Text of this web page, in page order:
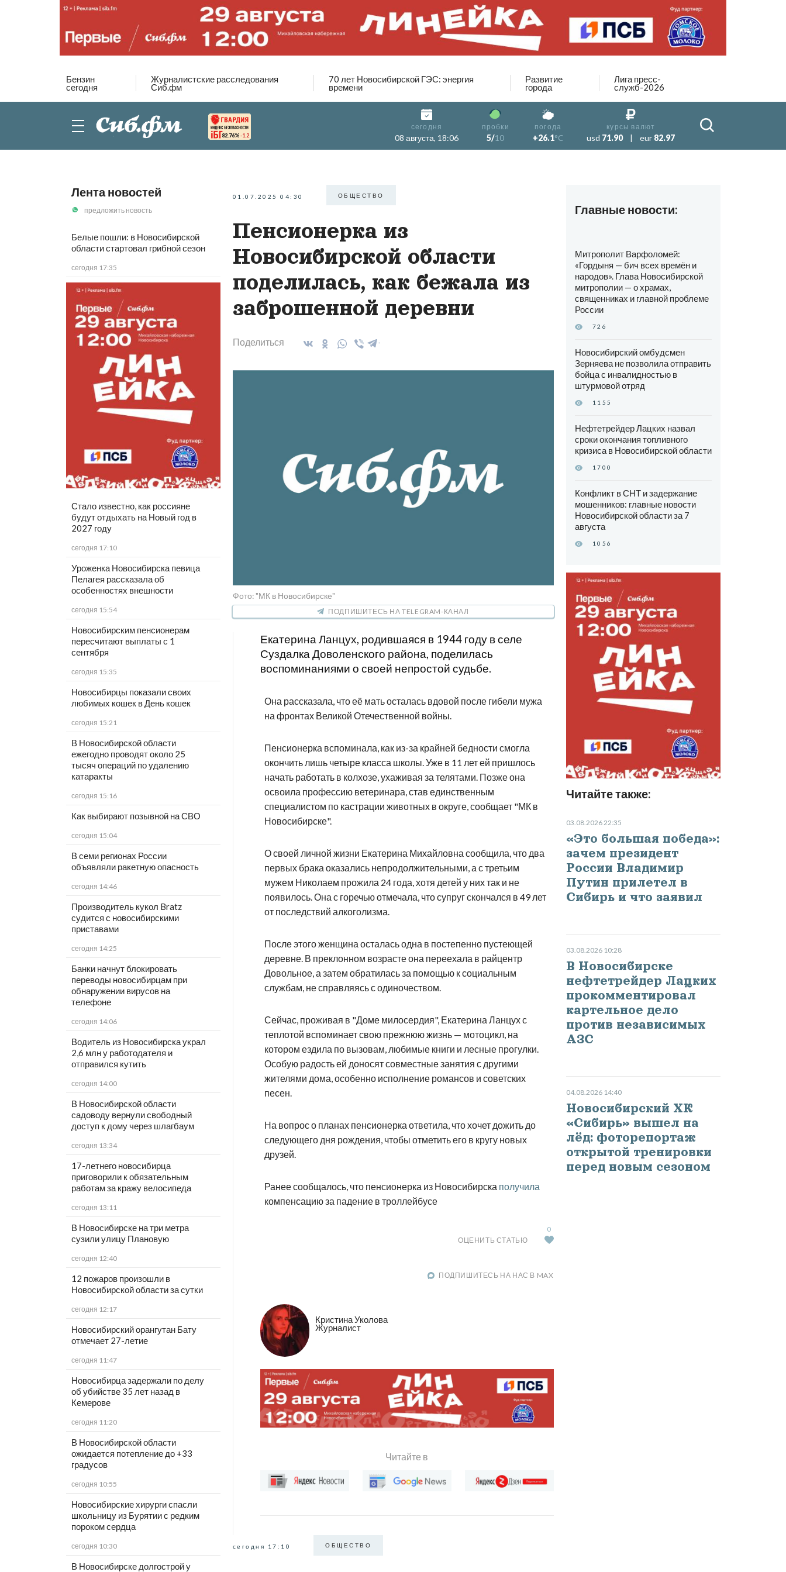
Бензин
сегодня
Журналистские расследования
Сиб.фм
70 лет Новосибирской ГЭС: энергия
времени
Развитие
города
Лига пресс-
служб-2026
82.76% -1.2
сегодня
08 августа, 18:06
пробки
5/10
погода
+26.1°C
курсы валют
usd 71.90 | eur 82.97
Лента новостей
предложить новость
Белые пошли: в Новосибирской
области стартовал грибной сезон
сегодня 17:35
Стало известно, как россияне
будут отдыхать на Новый год в
2027 году
сегодня 17:10
Уроженка Новосибирска певица
Пелагея рассказала об
особенностях внешности
сегодня 15:54
Новосибирским пенсионерам
пересчитают выплаты с 1
сентября
сегодня 15:35
Новосибирцы показали своих
любимых кошек в День кошек
сегодня 15:21
В Новосибирской области
ежегодно проводят около 25
тысяч операций по удалению
катаракты
сегодня 15:16
Как выбирают позывной на СВО
сегодня 15:04
В семи регионах России
объявляли ракетную опасность
сегодня 14:46
Производитель кукол Bratz
судится с новосибирскими
приставами
сегодня 14:25
Банки начнут блокировать
переводы новосибирцам при
обнаружении вирусов на
телефоне
сегодня 14:06
Водитель из Новосибирска украл
2,6 млн у работодателя и
отправился кутить
сегодня 14:00
В Новосибирской области
садоводу вернули свободный
доступ к дому через шлагбаум
сегодня 13:34
17-летнего новосибирца
приговорили к обязательным
работам за кражу велосипеда
сегодня 13:11
В Новосибирске на три метра
сузили улицу Плановую
сегодня 12:40
12 пожаров произошли в
Новосибирской области за сутки
сегодня 12:17
Новосибирский орангутан Бату
отмечает 27-летие
сегодня 11:47
Новосибирца задержали по делу
об убийстве 35 лет назад в
Кемерове
сегодня 11:20
В Новосибирской области
ожидается потепление до +33
градусов
сегодня 10:55
Новосибирские хирурги спасли
школьницу из Бурятии с редким
пороком сердца
сегодня 10:30
В Новосибирске долгострой у
01.07.2025 04:30 ОБЩЕСТВО
Пенсионерка из
Новосибирской области
поделилась, как бежала из
заброшенной деревни
Поделиться
Фото: "МК в Новосибирске"
ПОДПИШИТЕСЬ НА TELEGRAM-КАНАЛ
Екатерина Ланцух, родившаяся в 1944 году в селе
Суздалка Доволенского района, поделилась
воспоминаниями о своей непростой судьбе.
Она рассказала, что её мать осталась вдовой после гибели мужа
на фронтах Великой Отечественной войны.
Пенсионерка вспоминала, как из-за крайней бедности смогла
окончить лишь четыре класса школы. Уже в 11 лет ей пришлось
начать работать в колхозе, ухаживая за телятами. Позже она
освоила профессию ветеринара, став единственным
специалистом по кастрации животных в округе, сообщает "МК в
Новосибирске".
О своей личной жизни Екатерина Михайловна сообщила, что два
первых брака оказались непродолжительными, а с третьим
мужем Николаем прожила 24 года, хотя детей у них так и не
появилось. Она с горечью отмечала, что супруг скончался в 49 лет
от последствий алкоголизма.
После этого женщина осталась одна в постепенно пустеющей
деревне. В преклонном возрасте она переехала в райцентр
Довольное, а затем обратилась за помощью к социальным
службам, не справляясь с одиночеством.
Сейчас, проживая в "Доме милосердия", Екатерина Ланцух с
теплотой вспоминает свою прежнюю жизнь — мотоцикл, на
котором ездила по вызовам, любимые книги и лесные прогулки.
Особую радость ей доносят совместные занятия с другими
жителями дома, особенно исполнение романсов и советских
песен.
На вопрос о планах пенсионерка ответила, что хочет дожить до
следующего дня рождения, чтобы отметить его в кругу новых
друзей.
Ранее сообщалось, что пенсионерка из Новосибирска получила
компенсацию за падение в троллейбусе
ОЦЕНИТЬ СТАТЬЮ
0
ПОДПИШИТЕСЬ НА НАС В MAX
Кристина Уколова
Журналист
Читайте в
сегодня 17:10 ОБЩЕСТВО
Главные новости:
Митрополит Варфоломей:
«Гордыня — бич всех времён и
народов». Глава Новосибирской
митрополии — о храмах,
священниках и главной проблеме
России
726
Новосибирский омбудсмен
Зерняева не позволила отправить
бойца с инвалидностью в
штурмовой отряд
1155
Нефтетрейдер Лацких назвал
сроки окончания топливного
кризиса в Новосибирской области
1700
Конфликт в СНТ и задержание
мошенников: главные новости
Новосибирской области за 7
августа
1056
Читайте также:
03.08.2026 22:35
«Это большая победа»:
зачем президент
России Владимир
Путин прилетел в
Сибирь и что заявил
03.08.2026 10:28
В Новосибирске
нефтетрейдер Лацких
прокомментировал
картельное дело
против независимых
АЗС
04.08.2026 14:40
Новосибирский ХК
«Сибирь» вышел на
лёд: фоторепортаж
открытой тренировки
перед новым сезоном